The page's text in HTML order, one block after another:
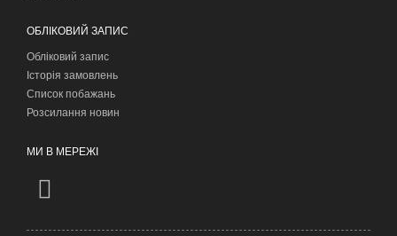
ОБЛІКОВИЙ ЗАПИС
Обліковий запис
Історія замовлень
Список побажань
Розсилання новин
МИ В МЕРЕЖІ